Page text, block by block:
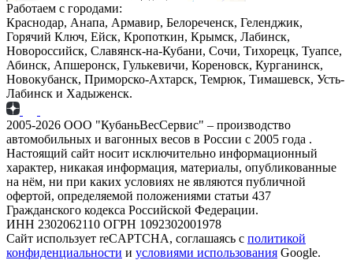
Работаем с городами:
Краснодар, Анапа, Армавир, Белореченск, Геленджик,
Горячий Ключ, Ейск, Кропоткин, Крымск, Лабинск,
Новороссийск, Славянск-на-Кубани, Сочи, Тихорецк, Туапсе,
Абинск, Апшеронск, Гулькевичи, Кореновск, Курганинск,
Новокубанск, Приморско-Ахтарск, Темрюк, Тимашевск, Усть-
Лабинск и Хадыженск.
2005-2026 ООО "КубаньВесСервис" – производство
автомобильных и вагонных весов в России с 2005 года .
Настоящий сайт носит исключительно информационный
характер, никакая информация, материалы, опубликованные
на нём, ни при каких условиях не являются публичной
офертой, определяемой положениями статьи 437
Гражданского кодекса Российской Федерации.
ИНН 2302062110 ОГРН 1092302001978
Сайт использует reCAPTCHA, соглашаясь с политикой
конфиденциальности и условиями использования Google.